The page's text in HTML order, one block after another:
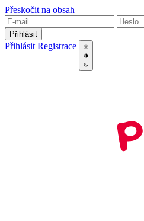
Přeskočit na obsah
Přihlásit
Přihlásit Registrace